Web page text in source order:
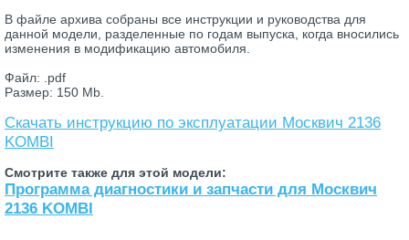
В файле архива собраны все инструкции и руководства для
данной модели, разделенные по годам выпуска, когда вносились
изменения в модификацию автомобиля.
Файл: .pdf
Размер: 150 Mb.
Скачать инструкцию по эксплуатации Москвич 2136
KOMBI
Смотрите также для этой модели:
Программа диагностики и запчасти для Москвич
2136 KOMBI